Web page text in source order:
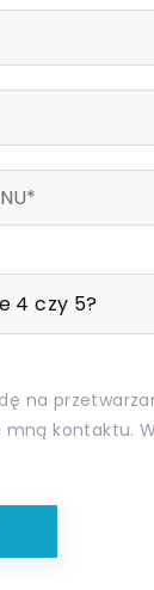
4 czy 5?
na
mną kontaktu.